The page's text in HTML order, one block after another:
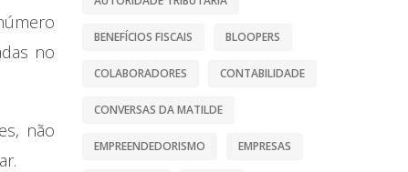
no
não
BENEFÍCIOS FISCAIS BLOOPERS
COLABORADORES CONTABILIDADE
CONVERSAS DA MATILDE
EMPREENDEDORISMO EMPRESAS